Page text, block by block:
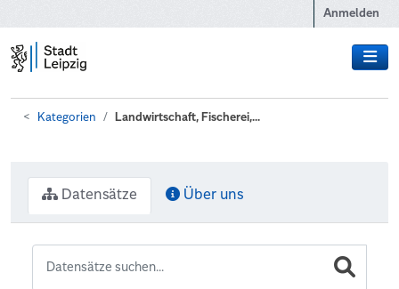
Anmelden
Kategorien Landwirtschaft, Fischerei,...
Datensätze Über uns